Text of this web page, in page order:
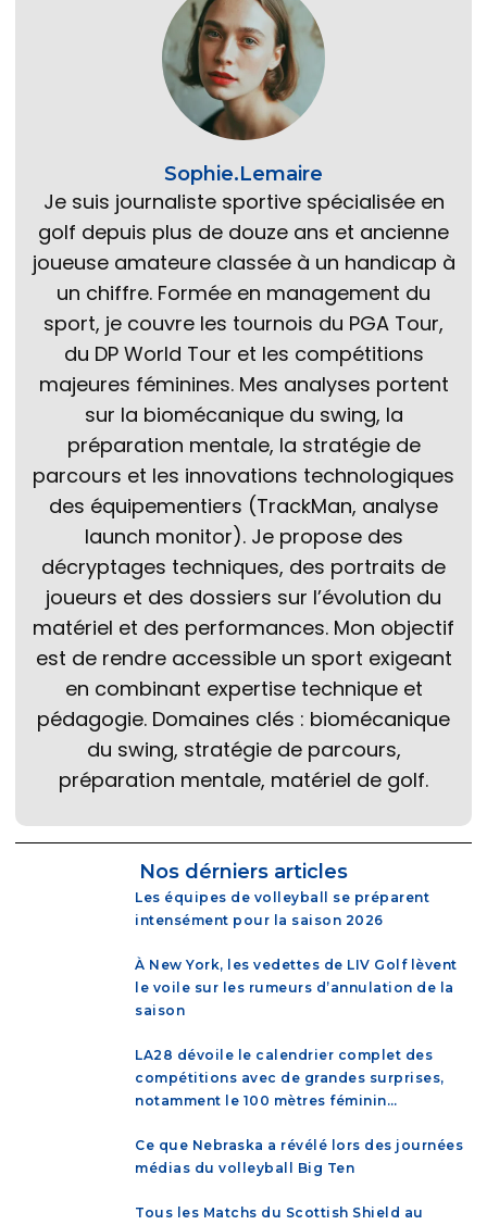
Sophie.Lemaire
Je suis journaliste sportive spécialisée en
golf depuis plus de douze ans et ancienne
joueuse amateure classée à un handicap à
un chiffre. Formée en management du
sport, je couvre les tournois du PGA Tour,
du DP World Tour et les compétitions
majeures féminines. Mes analyses portent
sur la biomécanique du swing, la
préparation mentale, la stratégie de
parcours et les innovations technologiques
des équipementiers (TrackMan, analyse
launch monitor). Je propose des
décryptages techniques, des portraits de
joueurs et des dossiers sur l’évolution du
matériel et des performances. Mon objectif
est de rendre accessible un sport exigeant
en combinant expertise technique et
pédagogie. Domaines clés : biomécanique
du swing, stratégie de parcours,
préparation mentale, matériel de golf.
Nos dérniers articles
Les équipes de volleyball se préparent
intensément pour la saison 2026
À New York, les vedettes de LIV Golf lèvent
le voile sur les rumeurs d’annulation de la
saison
LA28 dévoile le calendrier complet des
compétitions avec de grandes surprises,
notamment le 100 mètres féminin…
Ce que Nebraska a révélé lors des journées
médias du volleyball Big Ten
Tous les Matchs du Scottish Shield au